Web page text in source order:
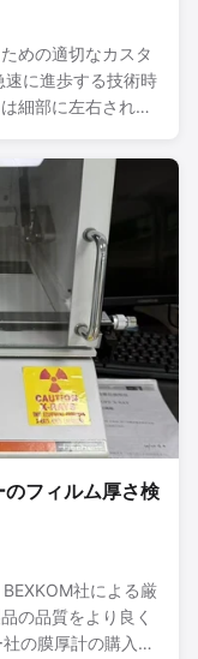
めの適切なカスタ
速に進歩する技術時
細部に左右される
に問題に直面する
の答えは、多くの
にあります。今日
選択することで、
上させることがで
ーブルアセンブリと
センブリは、特定
フィルム厚さ検
社による厳
の品質をより良く
の膜厚計の購入に